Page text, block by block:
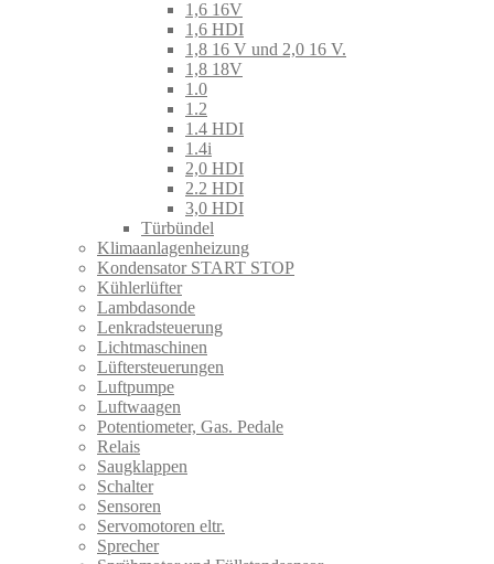
1,6 16V
1,6 HDI
1,8 16 V und 2,0 16 V.
1,8 18V
1.0
1.2
1.4 HDI
1.4i
2,0 HDI
2.2 HDI
3,0 HDI
Türbündel
Klimaanlagenheizung
Kondensator START STOP
Kühlerlüfter
Lambdasonde
Lenkradsteuerung
Lichtmaschinen
Lüftersteuerungen
Luftpumpe
Luftwaagen
Potentiometer, Gas. Pedale
Relais
Saugklappen
Schalter
Sensoren
Servomotoren eltr.
Sprecher